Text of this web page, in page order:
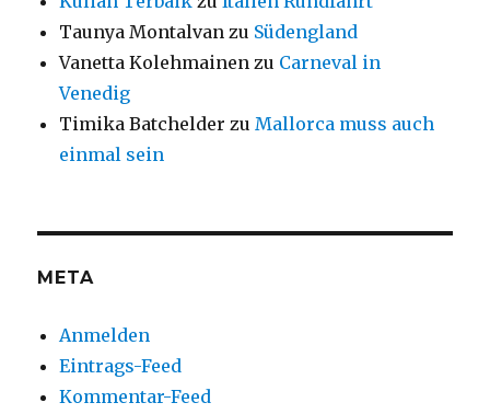
Taunya Montalvan zu Südengland
Vanetta Kolehmainen zu Carneval in
Venedig
Timika Batchelder zu Mallorca muss auch
einmal sein
META
Anmelden
Eintrags-Feed
Kommentar-Feed